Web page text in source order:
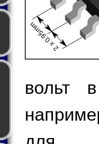
2 x 0.95mm
вольт